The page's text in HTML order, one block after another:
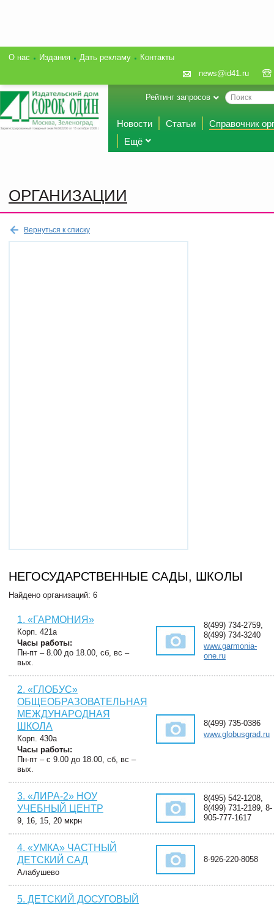
О нас Издания Дать рекламу
Контакты
news@id41.ru
Рейтинг запросов
Новости Статьи
Справочник
Ещё
ОРГАНИЗАЦИИ
Вернуться к списку
НЕГОСУДАРСТВЕННЫЕ САДЫ, ШКОЛЫ
Найдено организаций: 6
1. «ГАРМОНИЯ»
Корп. 421а
Часы работы:
Пн-пт – 8.00 до 18.00, сб, вс –
вых.
8(499) 734-2759,
8(499) 734-3240
www.garmonia-
one.ru
2. «ГЛОБУС»
ОБЩЕОБРАЗОВАТЕЛЬНАЯ
МЕЖДУНАРОДНАЯ
ШКОЛА
Корп. 430а
Часы работы:
Пн-пт – с 9.00 до 18.00, сб, вс –
вых.
8(499) 735-0386
www.globusgrad.ru
3. «ЛИРА-2» НОУ
УЧЕБНЫЙ ЦЕНТР
9, 16, 15, 20 мкрн
8(495) 542-1208,
8(499) 731-2189, 8-
905-777-1617
4. «УМКА» ЧАСТНЫЙ
ДЕТСКИЙ САД
Алабушево
8-926-220-8058
5. ДЕТСКИЙ ДОСУГОВЫЙ